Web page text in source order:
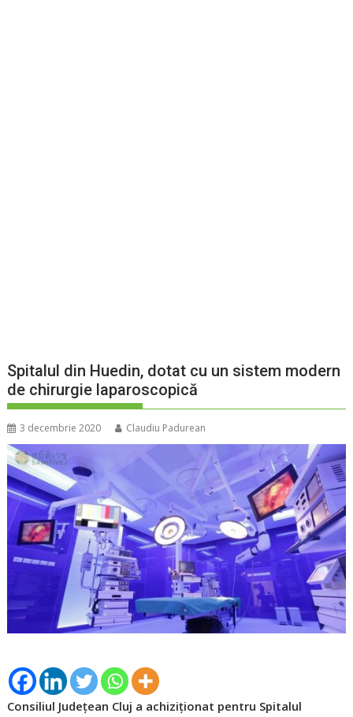
Spitalul din Huedin, dotat cu un sistem modern
de chirurgie laparoscopică
3 decembrie 2020 Claudiu Padurean
Consiliul Județean Cluj a achiziționat pentru Spitalul